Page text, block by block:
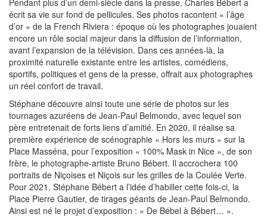
Pendant plus d’un demi-siècle dans la presse, Charles Bébert a
écrit sa vie sur fond de pellicules. Ses photos racontent « l’âge
d’or » de la French Riviera : époque où les photographes jouaient
encore un rôle social majeur dans la diffusion de l’information,
avant l’expansion de la télévision. Dans ces années-là, la
proximité naturelle existante entre les artistes, comédiens,
sportifs, politiques et gens de la presse, offrait aux photographes
un réel confort de travail.
Stéphane découvre ainsi toute une série de photos sur les
tournages azuréens de Jean-Paul Belmondo, avec lequel son
père entretenait de forts liens d’amitié. En 2020, il réalise sa
première expérience de scénographie « Hors les murs » sur la
Place Masséna, pour l’exposition « 100% Mask in Nice », de son
frère, le photographe-artiste Bruno Bébert. Il accrochera 100
portraits de Niçoises et Niçois sur les grilles de la Coulée Verte.
Pour 2021, Stéphane Bébert a l’idée d’habiller cette fois-ci, la
Place Pierre Gautier, de tirages géants de Jean-Paul Belmondo.
Ainsi est né le projet d’exposition : « De Bébel à Bébert… ».